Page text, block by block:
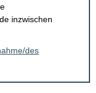
inzwischen
des